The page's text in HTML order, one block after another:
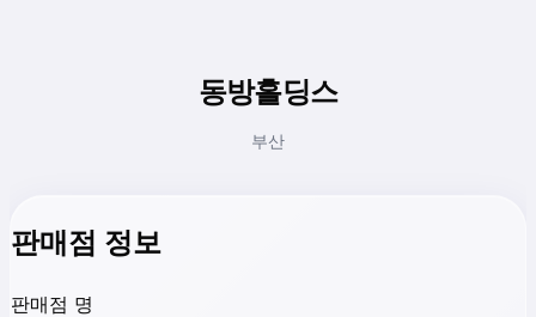
동방홀딩스
부산
판매점 정보
판매점 명